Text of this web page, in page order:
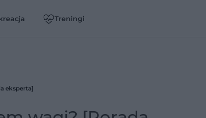
Treningi
eksperta]